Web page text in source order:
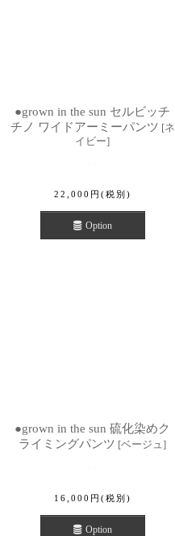
●grown in the sun セルビッチ
チノ ワイドアーミーパンツ [ネ
イビー]
22,000 円 (税別)
Option
●grown in the sun 硫化染めク
ライミングパンツ [ベージュ]
16,000 円 (税別)
Option